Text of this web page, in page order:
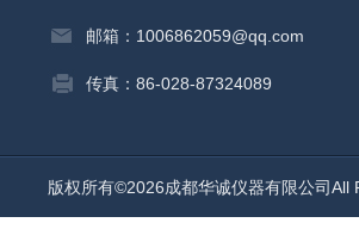
邮箱：1006862059@qq.com
传真：86-028-87324089
版权所有©2026成都华诚仪器有限公司